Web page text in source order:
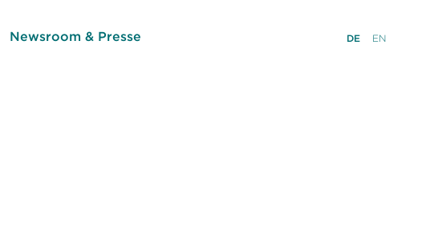
Newsroom & Presse DE EN